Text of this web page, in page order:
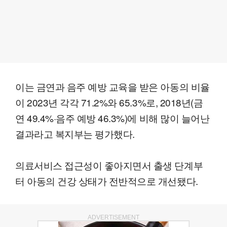
이는 금연과 음주 예방 교육을 받은 아동의 비율
이 2023년 각각 71.2%와 65.3%로, 2018년(금
연 49.4%·음주 예방 46.3%)에 비해 많이 늘어난
결과라고 복지부는 평가했다.
의료서비스 접근성이 좋아지면서 출생 단계부
터 아동의 건강 상태가 전반적으로 개선됐다.
ADVERTISEMENT